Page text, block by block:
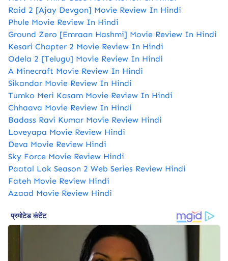
Raid 2 [Ajay Devgon] Movie Review In Hindi
Phule Movie Review In Hindi
Ground Zero [Emraan Hashmi] Movie Review In Hindi
Kesari Chapter 2 Movie Review In Hindi
Odela 2 [Telugu] Movie Review In Hindi
A Minecraft Movie Review In Hindi
Sikandar Movie Review In Hindi
Tumko Meri Kasam Movie Review In Hindi
Chhaava Movie Review In Hindi
Badass Ravi Kumar Movie Review Hindi
Loveyapa Movie Review Hindi
Deva Movie Review Hindi
Sky Force Movie Review Hindi
Paatal Lok Season 2 Web Series Review Hindi
​Fateh Movie Review Hindi
Azaad Movie Review Hindi